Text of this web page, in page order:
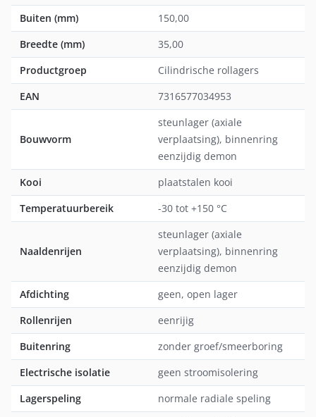
Buiten (mm)
150,00
Breedte (mm)
35,00
Productgroep
Cilindrische rollagers
EAN
7316577034953
Bouwvorm
steunlager (axiale
verplaatsing), binnenring
eenzijdig demon
Kooi
plaatstalen kooi
Temperatuurbereik
-30 tot +150 °C
Naaldenrijen
steunlager (axiale
verplaatsing), binnenring
eenzijdig demon
Afdichting
geen, open lager
Rollenrijen
eenrijig
Buitenring
zonder groef/smeerboring
Electrische isolatie
geen stroomisolering
Lagerspeling
normale radiale speling